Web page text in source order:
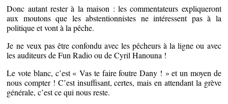
Donc autant rester à la maison : les commentateurs expliqueront
aux moutons que les abstentionnistes ne intéressent pas à la
politique et vont à la pêche.
Je ne veux pas être confondu avec les pêcheurs à la ligne ou avec
les auditeurs de Fun Radio ou de Cyril Hanouna !
Le vote blanc, c’est « Vas te faire foutre Dany ! » et un moyen de
nous compter ! C’est insuffisant, certes, mais en attendant la grève
générale, c’est ce qui nous reste.